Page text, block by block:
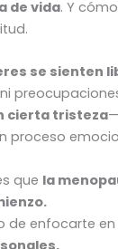
de vida. Y
se sienten
cierta tristeza
proceso
que la
de enfocarte en